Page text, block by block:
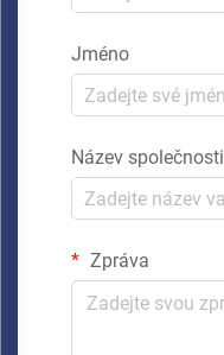
Jméno
Název společnosti
Zpráva